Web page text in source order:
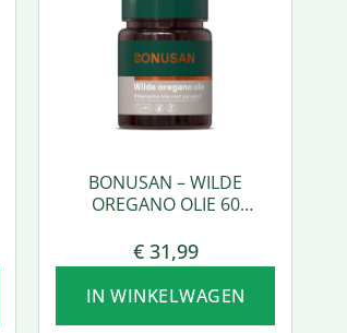
BONUSAN – WILDE
OREGANO OLIE 60
€31,99
IN WINKELWAGEN